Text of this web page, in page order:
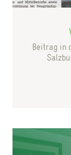
Beitrag in